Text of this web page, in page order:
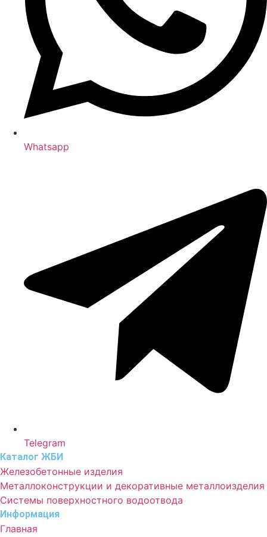
Whatsapp
Telegram
Каталог ЖБИ
Железобетонные изделия
Металлоконструкции и декоративные металлоизделия
Системы поверхностного водоотвода
Информация
Главная